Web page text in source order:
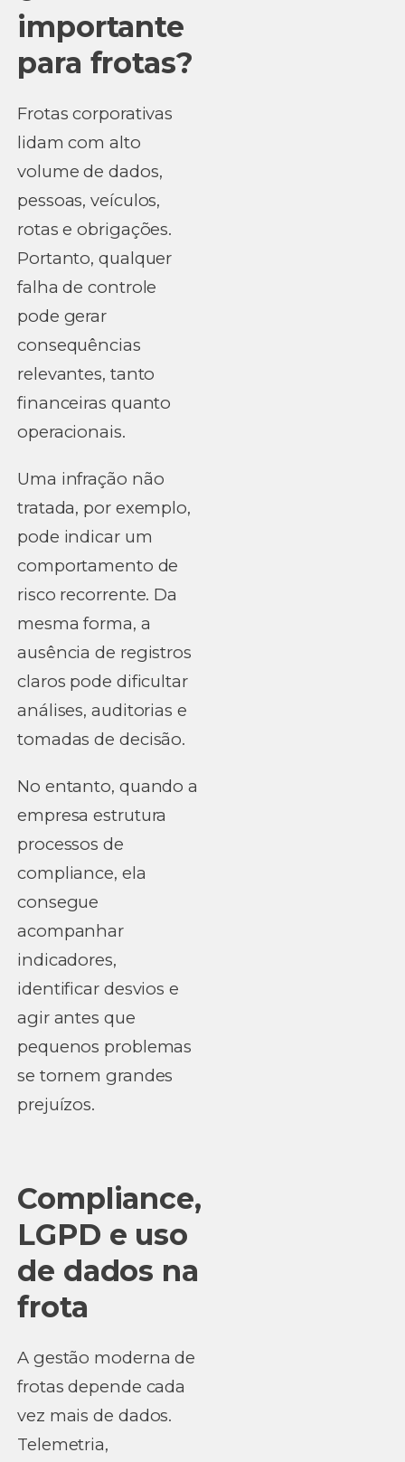
importante
para frotas?
Frotas corporativas
lidam com alto
volume de dados,
pessoas, veículos,
rotas e obrigações.
Portanto, qualquer
falha de controle
pode gerar
consequências
relevantes, tanto
financeiras quanto
operacionais.
Uma infração não
tratada, por exemplo,
pode indicar um
comportamento de
risco recorrente. Da
mesma forma, a
ausência de registros
claros pode dificultar
análises, auditorias e
tomadas de decisão.
No entanto, quando a
empresa estrutura
processos de
compliance, ela
consegue
acompanhar
indicadores,
identificar desvios e
agir antes que
pequenos problemas
se tornem grandes
prejuízos.
Compliance,
LGPD e uso
de dados na
frota
A gestão moderna de
frotas depende cada
vez mais de dados.
Telemetria,